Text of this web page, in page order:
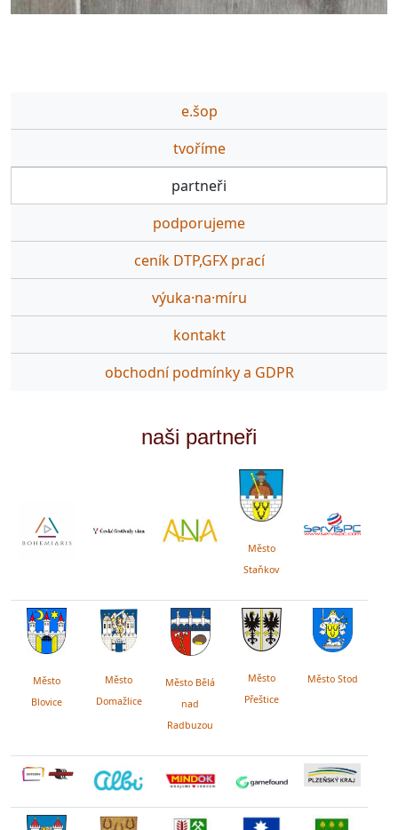
e.šop
tvoříme
partneři
podporujeme
ceník DTP,GFX prací
výuka·na·míru
kontakt
obchodní podmínky a GDPR
naši partneři
Město
Staňkov
Město
Blovice
Město
Domažlice
Město Bělá
nad
Radbuzou
Město
Přeštice
Město Stod